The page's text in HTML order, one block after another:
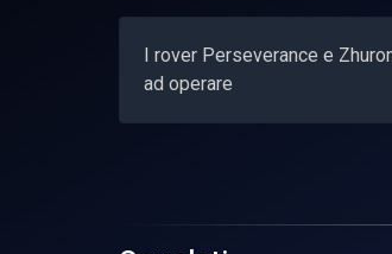
I rover Perseverance e
ad operare